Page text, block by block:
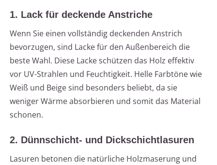
1. Lack für deckende Anstriche
Wenn Sie einen vollständig deckenden Anstrich
bevorzugen, sind Lacke für den Außenbereich die
beste Wahl. Diese Lacke schützen das Holz effektiv
vor UV-Strahlen und Feuchtigkeit. Helle Farbtöne wie
Weiß und Beige sind besonders beliebt, da sie
weniger Wärme absorbieren und somit das Material
schonen.
2. Dünnschicht- und Dickschichtlasuren
Lasuren betonen die natürliche Holzmaserung und